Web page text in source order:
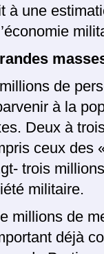
à une
de
à la
Deux à
ceux des
trois
militaire.
millions de
déjà